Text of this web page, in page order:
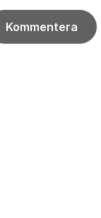
Kommentera